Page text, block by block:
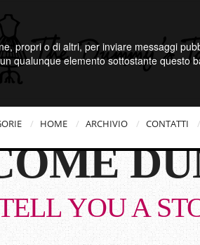
propri o di altri, per inviare messaggi
qualunque elemento sottostante questo
HOME ARCHIVIO CONTATTI
YOU A